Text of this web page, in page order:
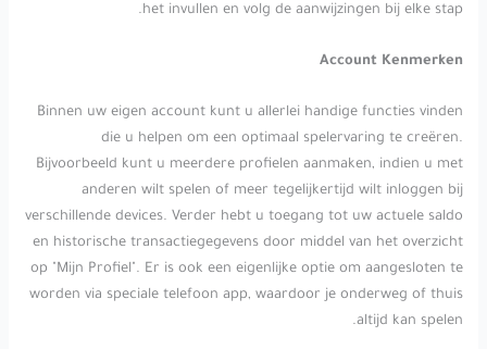
het invullen en volg de aanwijzingen bij elke stap.
Account Kenmerken
Binnen uw eigen account kunt u allerlei handige functies vinden
die u helpen om een optimaal spelervaring te creëren.
Bijvoorbeeld kunt u meerdere profielen aanmaken, indien u met
anderen wilt spelen of meer tegelijkertijd wilt inloggen bij
verschillende devices. Verder hebt u toegang tot uw actuele saldo
en historische transactiegegevens door middel van het overzicht
op "Mijn Profiel". Er is ook een eigenlijke optie om aangesloten te
worden via speciale telefoon app, waardoor je onderweg of thuis
altijd kan spelen.